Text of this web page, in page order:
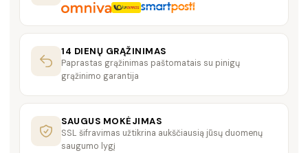
14 DIENŲ GRĄŽINIMAS
Paprastas grąžinimas paštomatais su pinigų
grąžinimo garantija
SAUGUS MOKĖJIMAS
SSL šifravimas užtikrina aukščiausią jūsų duomenų
saugumo lygį